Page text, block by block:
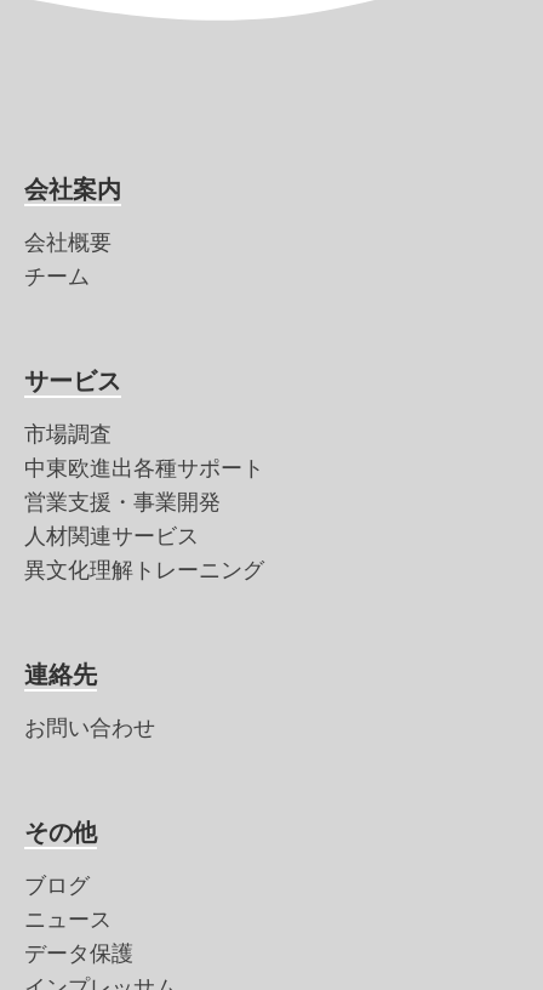
会社案内
会社概要
チーム
サービス
市場調査
中東欧進出各種サポート
営業支援・事業開発
人材関連サービス
異文化理解トレーニング
連絡先
お問い合わせ
その他
ブログ
ニュース
データ保護